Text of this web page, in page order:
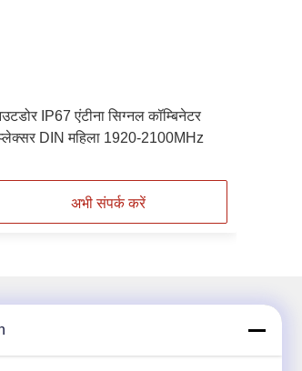
IP67 एंटीना सिग्नल कॉम्बिनेटर
DIN महिला 1920-2100MHz
अभी संपर्क करें